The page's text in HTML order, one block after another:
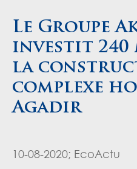
Le Groupe
investit 240
la
complexe
Agadir
10-08-2020; EcoActu